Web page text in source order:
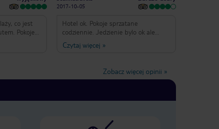
co jest
Pokoje
spędzić
2017-10-05
Hotel ok. Pokoje sprzatane
codziennie. Jedzienie bylo ok ale
marokanskiej restauracji nie polecam.
Zaprzyjaznilismy sie z Anass przemily
Agadirze bardzo dziwna do godzny
12stej mgla i zachmurzenie
Slonce 100%
Czytaj więcej »
Zobacz więcej opinii »